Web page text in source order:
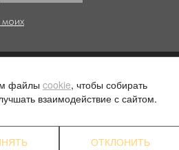
О компании
Наши преимущества
Партнерские программы
файлы cookie, чтобы собирать
взаимодействие с сайтом.
ОТКЛОНИТЬ